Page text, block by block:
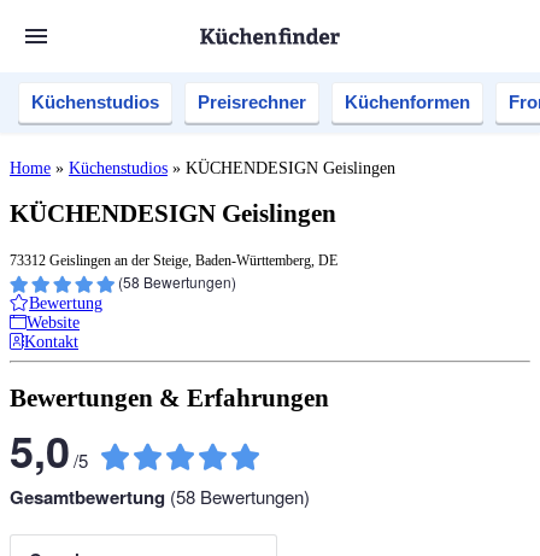
Küchenstudios Preisrechner Küchenformen
Home » Küchenstudios » KÜCHENDESIGN Geislingen
KÜCHENDESIGN Geislingen
73312 Geislingen an der Steige, Baden-Württemberg, DE
(58 Bewertungen)
Bewertung
Website
Kontakt
Bewertungen & Erfahrungen
5,0/5
Gesamtbewertung (58 Bewertungen)